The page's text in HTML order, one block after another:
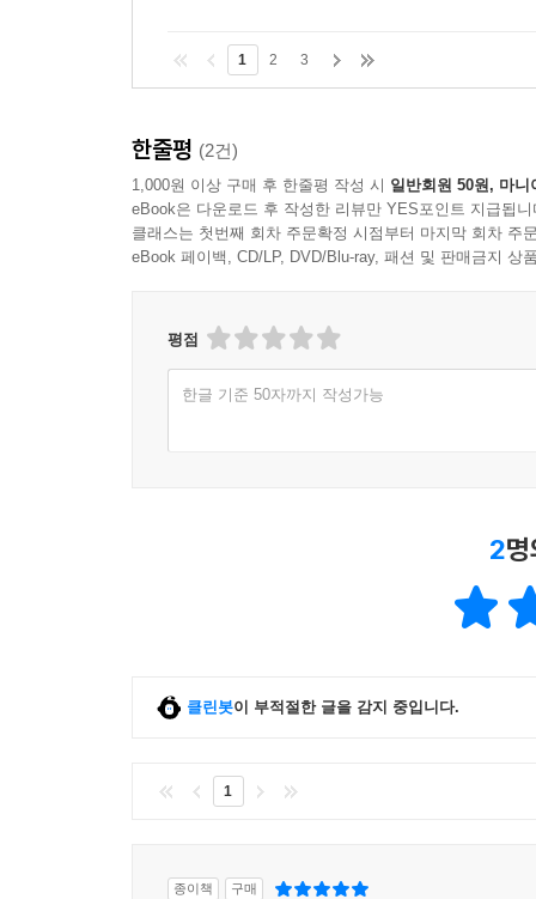
1 2 3
한줄평 (2건)
1,000원 이상 구매 후 한줄평 작성 시 일반회원 50원, 마니
eBook은 다운로드 후 작성한 리뷰만 YES포인트 지급됩니
클래스는 첫번째 회차 주문확정 시점부터 마지막 회차 주
eBook 페이백, CD/LP, DVD/Blu-ray, 패션 및 판매금지 상
평점
한글 기준 50자까지 작성가능
2
클린봇이 부적절한 글을 감지 중입니다.
1
종이책 구매